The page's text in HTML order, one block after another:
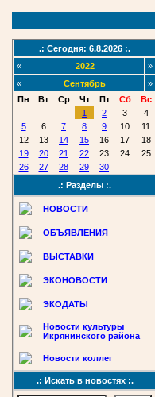
.: Сегодня: 6.8.2026 :.
«
2022
»
«
Сентябрь
»
Пн
Вт Ср Чт Пт Сб
Вс
1
2 3
4
5
6 7 8 9 10
11
12
13 14 15 16 17
18
19
20 21 22 23 24
25
26
27 28 29
30
.: Разделы :.
НОВОСТИ
ОБЪЯВЛЕНИЯ
ВЫСТАВКИ
ЭКОНОВОСТИ
ЭКОДАТЫ
Новости культуры
Икрянинского района
Новости коллег
.: Искать в новостях :.